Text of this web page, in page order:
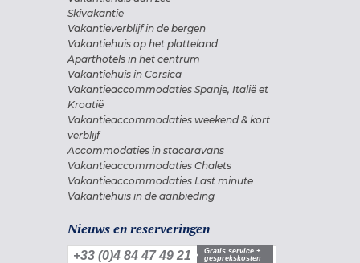
Skivakantie
Vakantieverblijf in de bergen
Vakantiehuis op het platteland
Aparthotels in het centrum
Vakantiehuis in Corsica
Vakantieaccommodaties Spanje, Italië et
Kroatië
Vakantieaccommodaties weekend & kort
verblijf
Accommodaties in stacaravans
Vakantieaccommodaties Chalets
Vakantieaccommodaties Last minute
Vakantiehuis in de aanbieding
Nieuws en reserveringen
+33 (0)4 84 47 49 21
Gratis service +
gesprekskosten